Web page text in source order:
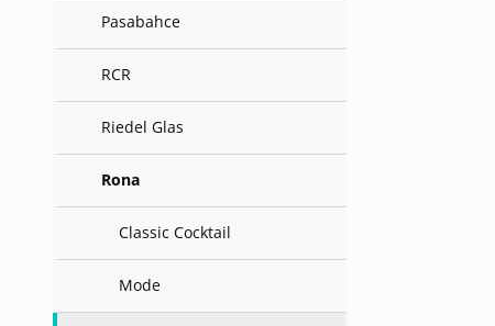
Pasabahce
RCR
Riedel Glas
Rona
Classic Cocktail
Mode